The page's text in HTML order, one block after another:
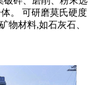
。 可研磨莫氏硬度
物材料,如石灰石、